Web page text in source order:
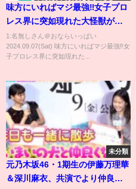
味方にいればマジ最強‼️女子プロ
レス界に突如現れた大怪獣が
NOAHのリングで大暴れ！マリー
ゴールド軍団に破竹の勢いを与
える完璧アシスト！＜NOAH 9.1
信中＞
1:名無しさん＠おならいっぱい
2024.09.07(Sat) 味方にいればマジ最強‼️女
子プロレス界に突如現れた...
未分類
元乃木坂46・1期生の伊藤万理華
＆深川麻衣、共演でより仲良し